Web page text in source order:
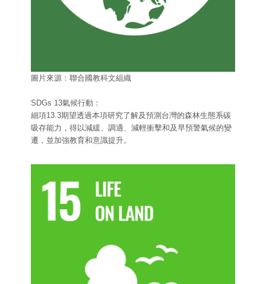
圖片來源：聯合國教科文組織
SDGs 13氣候行動：
細項13.3期望透過本項研究了解及預測台灣的森林生態系碳
吸存能力，得以減緩、調適、減輕衝擊和及早預警氣候的變
遷，並加強教育和意識提升。